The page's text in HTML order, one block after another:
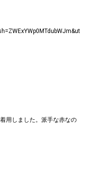
用しました。派手な赤なの